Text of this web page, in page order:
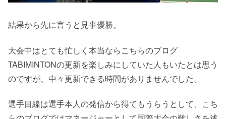
結果から先に言うと見事優勝。
大会中はとても忙しく本当ならこちらのブログ
TABIMINTONの更新を楽しみにしていた人もいたとは思う
のですが、中々更新できる時間がありませんでした。
選手目線は選手本人の発信から得てもうらうとして、こち